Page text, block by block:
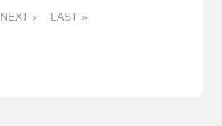
NEXT › LAST »